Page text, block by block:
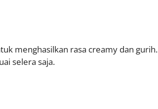
menghasilkan rasa creamy dan
selera saja.